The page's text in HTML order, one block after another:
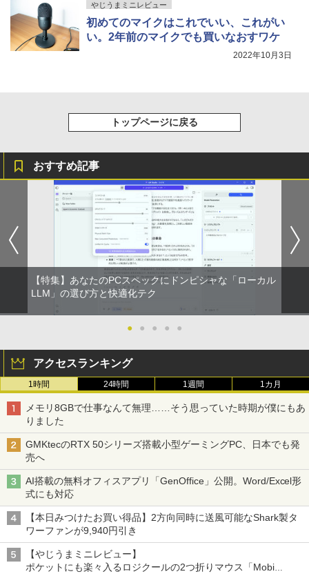
by Amazon 炭酸水 ラベルレス 500ml ×24本
強炭酸水 ペットボトル 500ミリリットル (Sm
ONE PIECE モノクロ版 115 (ジャンプコミッ
クスDIGITAL)
やじうまミニレビュー
初めてのマイクはこれでいい、これがい
い。2年前のマイクでも買いなおすワケ
2022年10月3日
トップページに戻る
おすすめ記事
【特集】あなたのPCスペックにドンピシャな「ローカル
LLM」の選び方と快適化テク
● ● ● ● ●
アクセスランキング
1時間 24時間 1週間 1カ月
メモリ8GBで仕事なんて無理……そう思っていた時期が僕にもあ
りました
GMKtecのRTX 50シリーズ搭載小型ゲーミングPC、日本でも発
売へ
AI搭載の無料オフィスアプリ「GenOffice」公開。Word/Excel形
式にも対応
【本日みつけたお買い得品】2方向同時に送風可能なShark製タ
ワーファンが9,940円引き
【やじうまミニレビュー】
ポケットにも楽々入るロジクールの2つ折りマウス「Mobi